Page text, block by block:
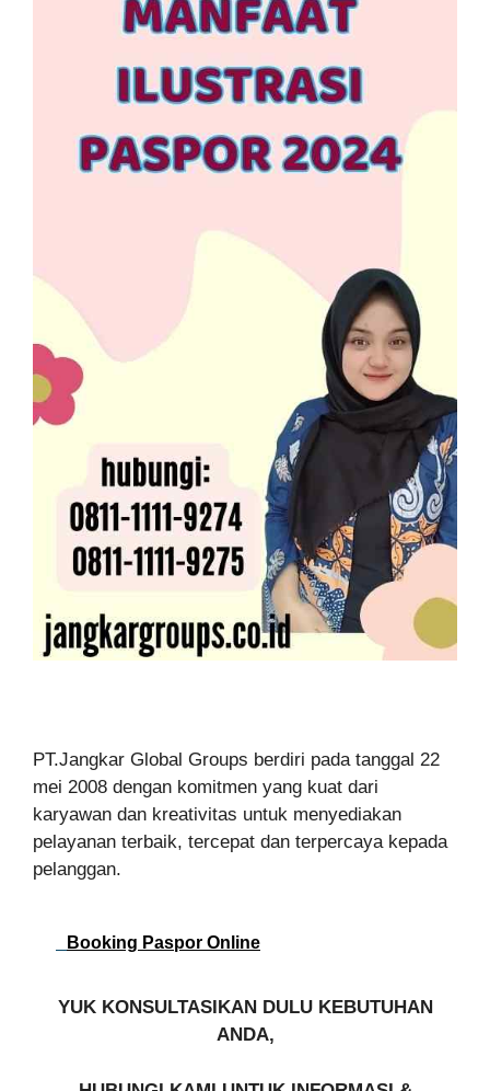
PT.Jangkar Global Groups berdiri pada tanggal 22
mei 2008 dengan komitmen yang kuat dari
karyawan dan kreativitas untuk menyediakan
pelayanan terbaik, tercepat dan terpercaya kepada
pelanggan.
Booking Paspor Online
YUK KONSULTASIKAN DULU KEBUTUHAN
ANDA,